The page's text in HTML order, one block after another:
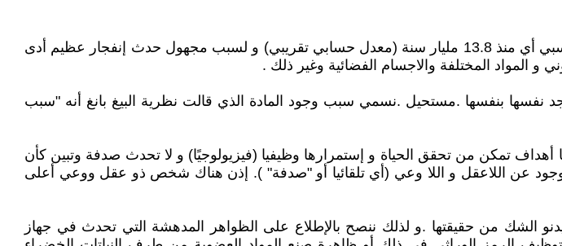
1.6 -- تقول لنا نظرية البيغ بانغ big bang أي الإنفجار العظيم بإختصار شديد : في البدء النسبي أي منذ 13.8 مليار سنة (معدل حسابي تقريبي) و لسبب مجهول حدث إنفجار عظيم أدى
و المواد المختلفة والاجسام الفضائية وغير ذلك .
نفسها بنفسها .مستحيل .نسمي سبب وجود المادة الذي قالت نظرية البيغ بانغ أنه "سبب
أهداف تمكن من تحقق الحياة و إستمرارها وظيفيا (فيزيولوجيًا) و لا تحدث صدفة وتبين كأن
عن اللاعقل و اللا وعي (أي تلقائيا أو "صدفة" ). إذن هناك شخص ذو عقل ووعي أعلى
يدنو الشك من حقيقتها .و لذلك ننصح بالإطلاع على الظواهر المدهشة التي تحدث في جهاز